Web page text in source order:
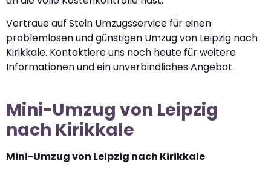
Vertraue auf Stein Umzugsservice für einen
problemlosen und günstigen Umzug von Leipzig nach
Kirikkale. Kontaktiere uns noch heute für weitere
Informationen und ein unverbindliches Angebot.
Mini-Umzug von Leipzig
nach Kirikkale
Mini-Umzug von Leipzig nach Kirikkale